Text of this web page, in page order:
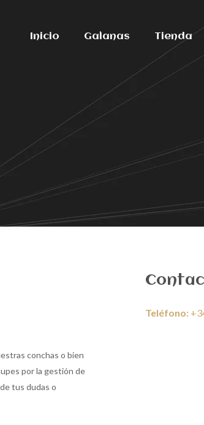
Inicio Galanas Tienda
conchas o bien
por la gestión de
tus dudas o
Teléfono: